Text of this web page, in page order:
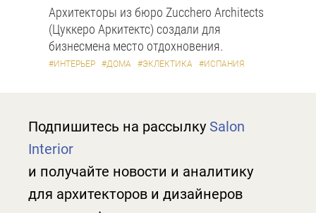
Архитекторы из бюро Zucchero Architects
(Цуккеро Аркитектс) создали для
бизнесмена место отдохновения.
#ИНТЕРЬЕР #ДОМА #ЭКЛЕКТИКА #ИСПАНИЯ
Подпишитесь на рассылку Salon
Interior
и получайте новости и аналитику
для архитекторов и дизайнеров